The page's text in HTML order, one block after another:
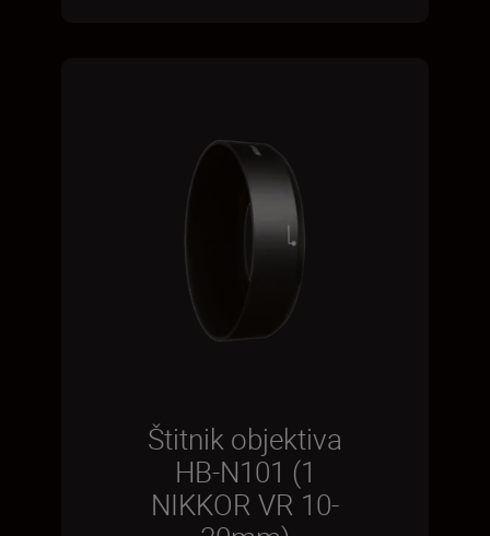
Štitnik objektiva
HB-N101 (1
NIKKOR VR 10-